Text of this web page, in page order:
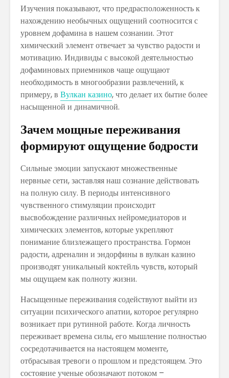
Изучения показывают, что предрасположенность к
нахождению необычных ощущений соотносится с
уровнем дофамина в нашем сознании. Этот
химический элемент отвечает за чувство радости и
мотивацию. Индивиды с высокой деятельностью
дофаминовых приемников чаще ощущают
необходимость в многообразии развлечений, к
примеру, в Вулкан казино, что делает их бытие более
насыщенной и динамичной.
Зачем мощные переживания
формируют ощущение бодрости
Сильные эмоции запускают множественные
нервные сети, заставляя наш сознание действовать
на полную силу. В периоды интенсивного
чувственного стимуляции происходит
высвобождение различных нейромедиаторов и
химических элементов, которые укрепляют
понимание близлежащего пространства. Гормон
радости, адреналин и эндорфины в вулкан казино
производят уникальный коктейль чувств, который
мы ощущаем как полноту жизни.
Насыщенные переживания содействуют выйти из
ситуации психического апатии, которое регулярно
возникает при рутинной работе. Когда личность
переживает времена силы, его мышление полностью
сосредотачивается на настоящем моменте,
отбрасывая тревоги о прошлом и предстоящем. Это
состояние ученые обозначают потоком –
Las Extensiones
De Cabello Vs.
Cabello Natural
¿QUÉ ES
ECONOMÍA
COLABORATIVA?
DE